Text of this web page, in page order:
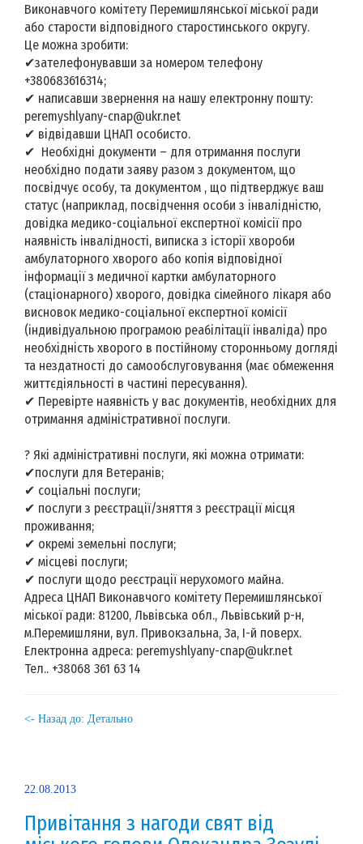
Виконавчого комітету Перемишлянської міської ради
або старости відповідного старостинського округу.
Це можна зробити:
✔зателефонувавши за номером телефону
+380683616314;
✔ написавши звернення на нашу електронну пошту:
peremyshlyany-cnap@ukr.net
✔ відвідавши ЦНАП особисто.
✔ Необхідні документи – для отримання послуги
необхідно подати заяву разом з документом, що
посвідчує особу, та документом , що підтверджує ваш
статус (наприклад, посвідчення особи з інвалідністю,
довідка медико-соціальної експертної комісії про
наявність інвалідності, виписка з історії хвороби
амбулаторного хворого або копія відповідної
інформації з медичної картки амбулаторного
(стаціонарного) хворого, довідка сімейного лікаря або
висновок медико-соціальної експертної комісії
(індивідуальною програмою реабілітації інваліда) про
необхідність хворого в постійному сторонньому догляді
та нездатності до самообслуговування (має обмеження
життєдіяльності в частині пересування).
✔ Перевірте наявність у вас документів, необхідних для
отримання адміністративної послуги.
? Які адміністративні послуги, які можна отримати:
✔послуги для Ветеранів;
✔ соціальні послуги;
✔ послуги з реєстрації/зняття з реєстрації місця
проживання;
✔ окремі земельні послуги;
✔ місцеві послуги;
✔ послуги щодо реєстрації нерухомого майна.
Адреса ЦНАП Виконавчого комітету Перемишлянської
міської ради: 81200, Львівська обл., Львівський р-н,
м.Перемишляни, вул. Привокзальна, 3а, І-й поверх.
Електронна адреса: peremyshlyany-cnap@ukr.net
Тел.. +38068 361 63 14
<- Назад до: Детально
22.08.2013
Привітання з нагоди свят від